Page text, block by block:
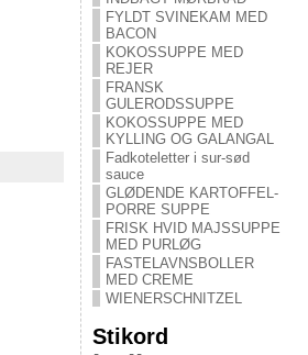
FYLDT SVINEKAM MED
BACON
KOKOSSUPPE MED
REJER
FRANSK
GULERODSSUPPE
KOKOSSUPPE MED
KYLLING OG GALANGAL
Fadkoteletter i sur-sød
sauce
GLØDENDE KARTOFFEL-
PORRE SUPPE
FRISK HVID MAJSSUPPE
MED PURLØG
FASTELAVNSBOLLER
MED CREME
WIENERSCHNITZEL
Stikord